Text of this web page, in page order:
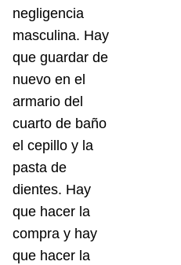
negligencia
masculina. Hay
que guardar de
nuevo en el
armario del
cuarto de baño
el cepillo y la
pasta de
dientes. Hay
que hacer la
compra y hay
que hacer la